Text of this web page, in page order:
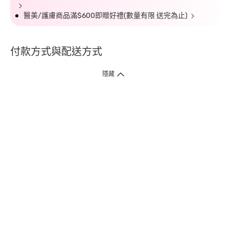
醫美/護膚商品滿$600即贈好禮(數量有限 送完為止)
付款方式與配送方式
隱藏